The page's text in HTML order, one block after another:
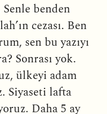
benden
cezası. Ben
sen bu yazıyı
Sonrası yok.
ülkeyi adam
Siyaseti lafta
Daha 5 ay